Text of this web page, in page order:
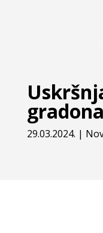
29.03.2024. |